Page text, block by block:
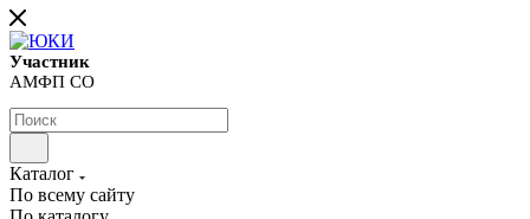
Участник
АМФП СО
Каталог
По всему сайту